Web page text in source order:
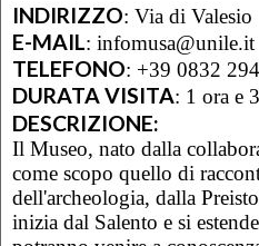
INDIRIZZO: Via di Valesio
E-MAIL: infomusa@unile.it
TELEFONO: +39 0832
DURATA VISITA: 1 ora e
DESCRIZIONE:
Il Museo, nato dalla
come scopo quello di
dell'archeologia, dalla
inizia dal Salento e si